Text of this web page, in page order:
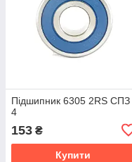
Підшипник 6305 2RS СПЗ
4
153 ₴
Купити